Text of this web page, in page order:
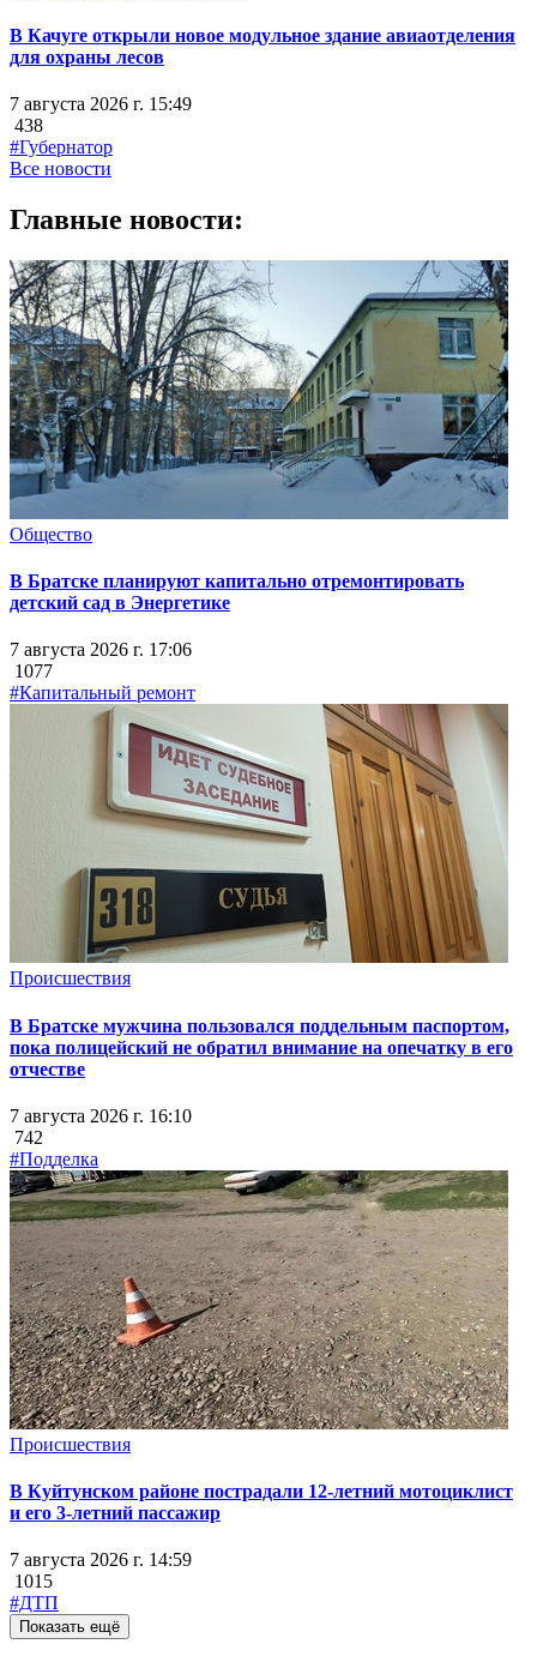
В Качуге открыли новое модульное здание авиаотделения
для охраны лесов
7 августа 2026 г. 15:49
438
#Губернатор
Все новости
Главные новости:
Общество
В Братске планируют капитально отремонтировать
детский сад в Энергетике
7 августа 2026 г. 17:06
1077
#Капитальный ремонт
Происшествия
В Братске мужчина пользовался поддельным паспортом,
пока полицейский не обратил внимание на опечатку в его
отчестве
7 августа 2026 г. 16:10
742
#Подделка
Происшествия
В Куйтунском районе пострадали 12-летний мотоциклист
и его 3-летний пассажир
7 августа 2026 г. 14:59
1015
#ДТП
Показать ещё